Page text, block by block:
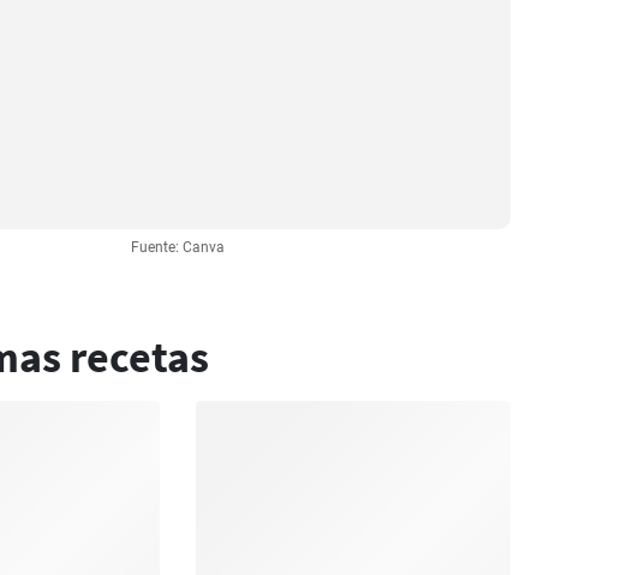
Fuente: Canva
recetas